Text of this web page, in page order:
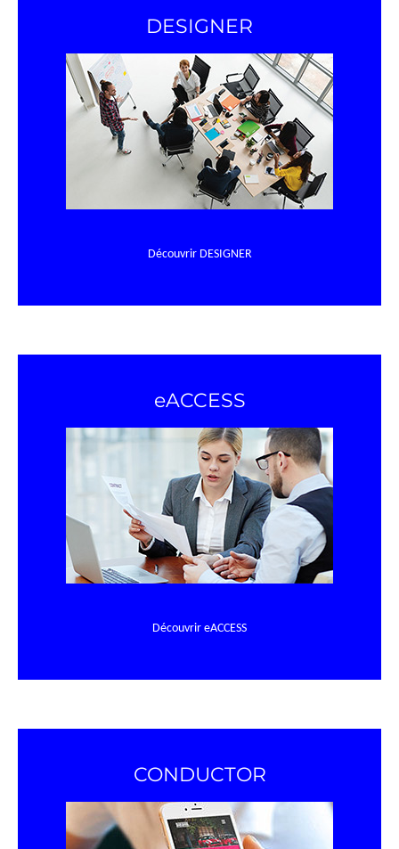
DESIGNER
Découvrir DESIGNER
eACCESS
Découvrir eACCESS
CONDUCTOR